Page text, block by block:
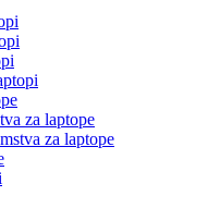
za laptope
za laptope